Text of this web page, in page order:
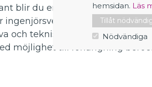
hemsidan. Läs
Tillåt
Nödvändiga
blir du en del av ett
ingenjörsvetenskap,
och tekniska stödfunktioner.
möjlighet till förlängning